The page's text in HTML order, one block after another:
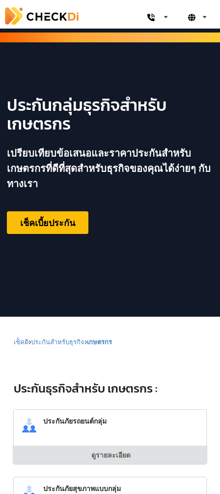
ประกันกลุ่มธุรกิจสำหรับ
เกษตรกร
เปรียบเทียบข้อเสนอและราคาประกันสำหรับ
เกษตรกรที่ดีที่สุดสำหรับธุรกิจของคุณได้ง่ายๆ กับ
ทางเรา
เช็คเบี้ยประกัน
เช็คดิ ประกันสำหรับธุรกิจ เกษตรกร
ประกันธุรกิจสำหรับ เกษตรกร :
ประกันภัยรถยนต์กลุ่ม
ดูรายละเอียด
ประกันภัยสุขภาพแบบกลุ่ม